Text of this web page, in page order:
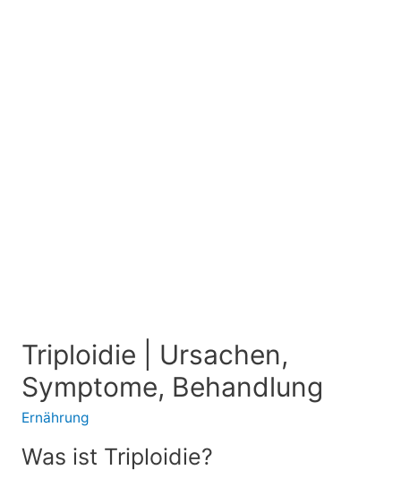
Triploidie | Ursachen,
Symptome, Behandlung
Ernährung
Was ist Triploidie?